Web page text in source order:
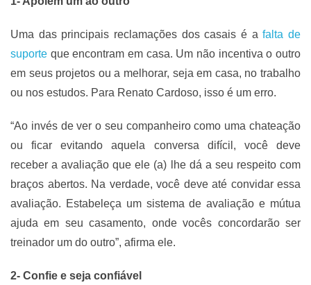
Uma das principais reclamações dos casais é afalta de
suporte que encontram em casa. Um não incentiva o outro
em seus projetos ou a melhorar, seja em casa, no trabalho
ou nos estudos. Para Renato Cardoso, isso é um erro.
“Ao invés de ver o seu companheiro como uma chateação
ou ficar evitando aquela conversa difícil, você deve
receber a avaliação que ele (a) lhe dá a seu respeito com
braços abertos. Na verdade, você deve até convidar essa
avaliação. Estabeleça um sistema de avaliação e mútua
ajuda em seu casamento, onde vocês concordarão ser
treinador um do outro”, afirma ele.
2- Confie e seja confiável